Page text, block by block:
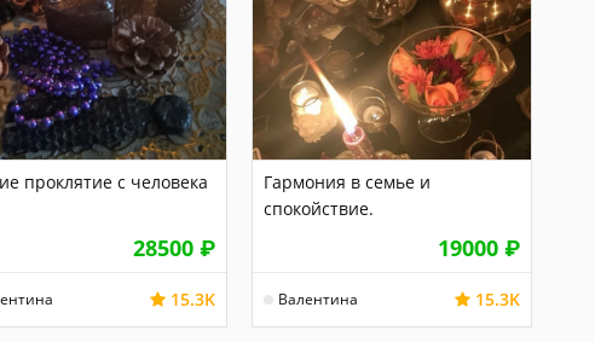
проклятие с человека
28500 ₽
15.3K
Гармония в семье и
спокойствие.
19000 ₽
Валентина 15.3K